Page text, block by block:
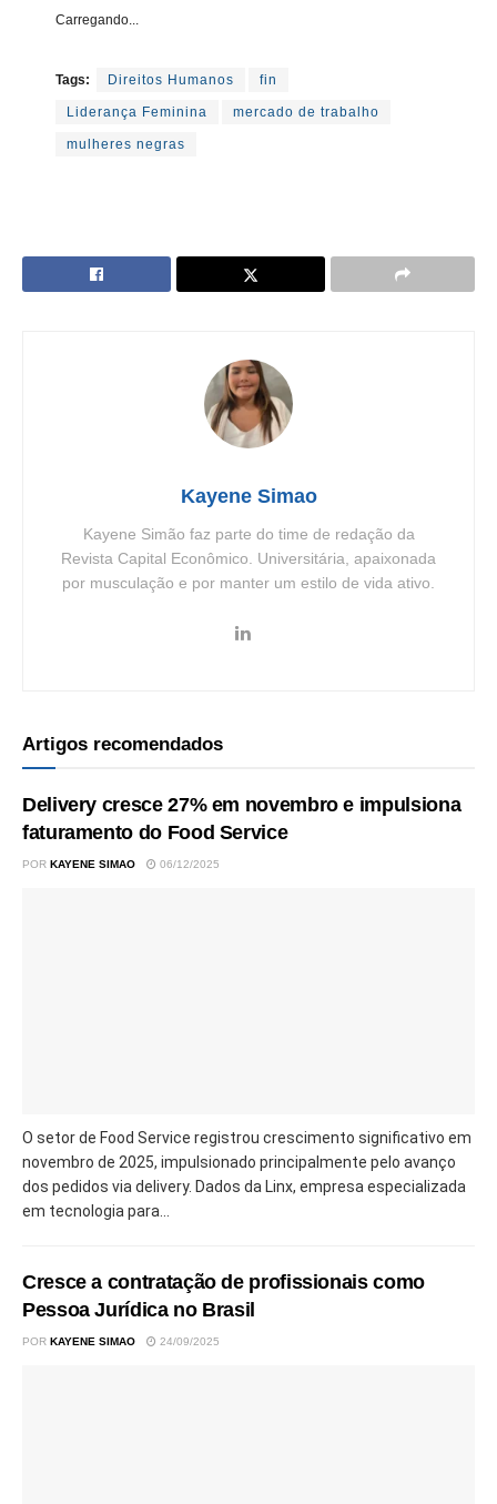
Carregando...
Tags: Direitos Humanos fin
Liderança Feminina mercado de trabalho
mulheres negras
Kayene Simao
Kayene Simão faz parte do time de redação da
Revista Capital Econômico. Universitária, apaixonada
por musculação e por manter um estilo de vida ativo.
Artigos recomendados
Delivery cresce 27% em novembro e impulsiona
faturamento do Food Service
POR KAYENE SIMAO 06/12/2025
O setor de Food Service registrou crescimento significativo em
novembro de 2025, impulsionado principalmente pelo avanço
dos pedidos via delivery. Dados da Linx, empresa especializada
em tecnologia para...
Cresce a contratação de profissionais como
Pessoa Jurídica no Brasil
POR KAYENE SIMAO 24/09/2025